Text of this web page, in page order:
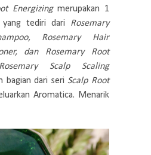
Energizingmerupakan 1
tediri dari Rosemary
Rosemary Hair
dan Rosemary Root
Rosemary Scalp Scaling
bagian dari seri Scalp Root
Aromatica. Menarik